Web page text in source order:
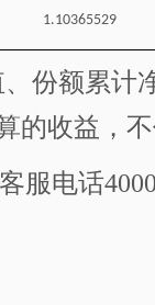
1.10365529
份额累计
的收益，
服电话